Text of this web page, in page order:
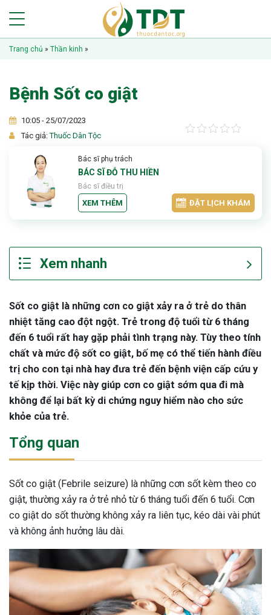
Trang chủ » Thần kinh »
Bệnh Sốt co giật
10:05 - 25/07/2023
Tác giả:Thuốc Dân Tộc
Bác sĩ phụ trách
BÁC SĨ ĐỖ THU HIỀN
Bác sĩ điều trị
XEM THÊM ĐẶT LỊCH KHÁM
Sốt co giật là những cơn co giật xảy ra ở trẻ do thân
nhiệt tăng cao đột ngột. Trẻ trong độ tuổi từ 6 tháng
đến 6 tuổi rất hay gặp phải tình trạng này. Tùy theo tính
chất và mức độ sốt co giật, bố mẹ có thể tiến hành điều
trị cho con tại nhà hay đưa trẻ đến bệnh viện cấp cứu y
tế kịp thời. Việc này giúp cơn co giật sớm qua đi mà
không để lại bất kỳ di chứng nguy hiểm nào cho sức
khỏe của trẻ.
Tổng quan
Sốt co giật (Febrile seizure) là những cơn sốt kèm theo co
giật, thường xảy ra ở trẻ nhỏ từ 6 tháng tuổi đến 6 tuổi. Cơn
co giật do sốt thường không xảy ra liên tục, kéo dài vài phút
và không ảnh hưởng lâu dài.